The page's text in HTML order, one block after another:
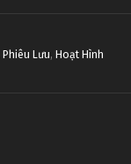
Phiêu Lưu, Hoạt Hình